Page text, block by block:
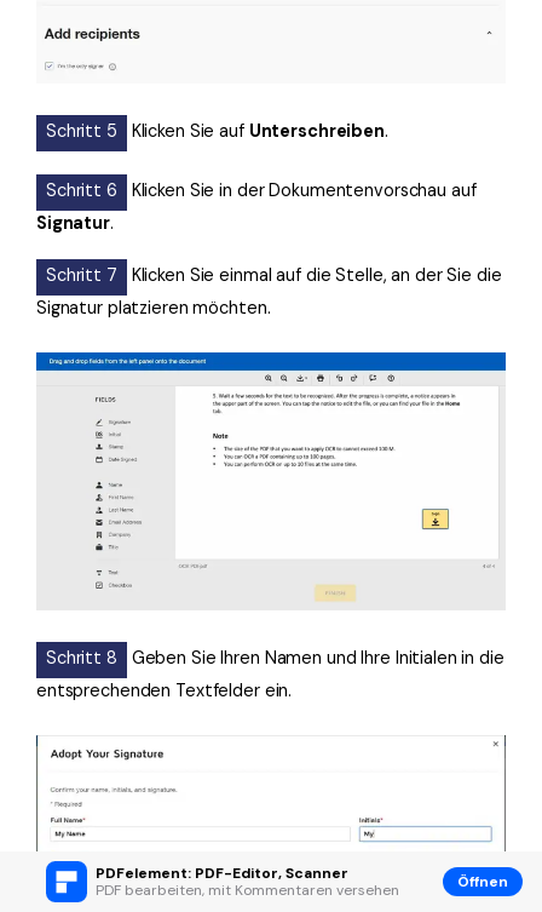
PDFelement: PDF-Editor, Scanner
PDF bearbeiten, mit Kommentaren versehen
Öffnen
Schritt 5 Klicken Sie auf Unterschreiben.
Schritt 6
Klicken Sie in der Dokumentenvorschau auf
Signatur.
Schritt 7
Klicken Sie einmal auf die Stelle, an der Sie die
Signatur platzieren möchten.
Schritt 8
Geben Sie Ihren Namen und Ihre Initialen in die
entsprechenden Textfelder ein.